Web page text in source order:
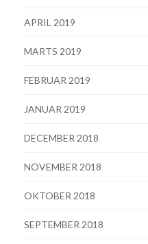
APRIL 2019
MARTS 2019
FEBRUAR 2019
JANUAR 2019
DECEMBER 2018
NOVEMBER 2018
OKTOBER 2018
SEPTEMBER 2018